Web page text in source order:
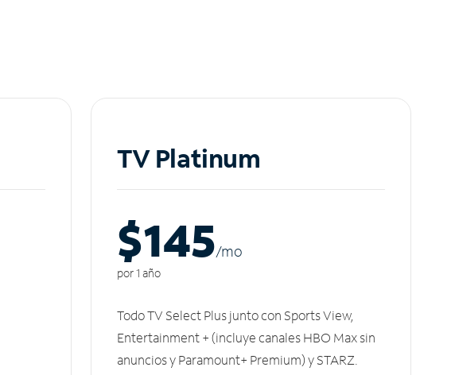
TV Platinum
$145/mo
por 1 año
Todo TV Select Plus junto con Sports View,
Entertainment + (incluye canales HBO Max sin
anuncios y Paramount+ Premium) y STARZ.